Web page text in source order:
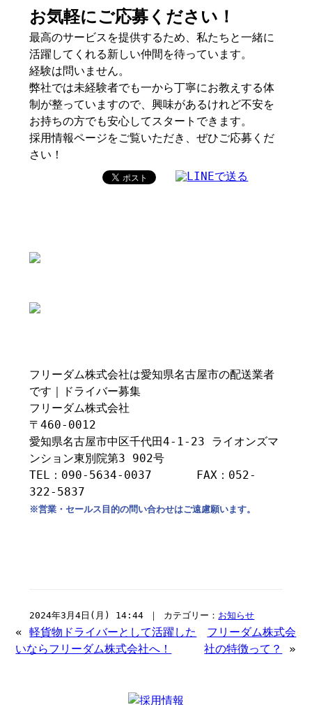
お気軽にご応募ください！
最高のサービスを提供するため、私たちと一緒に
活躍してくれる新しい仲間を待っています。
経験は問いません。
弊社では未経験者でも一から丁寧にお教えする体
制が整っていますので、興味があるけれど不安を
お持ちの方でも安心してスタートできます。
採用情報ページをご覧いただき、ぜひご応募くだ
さい！
フリーダム株式会社は愛知県名古屋市の配送業者
です｜ドライバー募集
フリーダム株式会社
〒460-0012
愛知県名古屋市中区千代田4-1-23 ライオンズマ
ンション東別院第3 902号
TEL：090-5634-0037 FAX：052-
322-5837
※営業・セールス目的の問い合わせはご遠慮願います。
2024年3月4日(月) 14:44 ｜ カテゴリー： お知らせ
«軽貨物ドライバーとして活躍した
いならフリーダム株式会社へ！
フリーダム株式会
社の特徴って？
»